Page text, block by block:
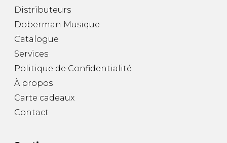
Distributeurs
Doberman Musique
Catalogue
Services
Politique de Confidentialité
À propos
Carte cadeaux
Contact